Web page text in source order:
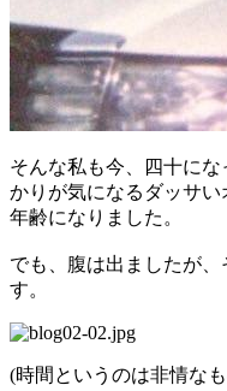
そんな私も今、四十に
かりが気になるダッサ
年齢になりました。
でも、腹は出ましたが
す。
(時間というのは非情な